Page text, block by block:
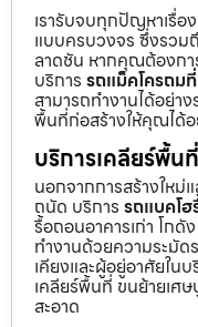
เรารับจบทุกปัญหาเรื่
แบบครบวงจร ซึ่งรวม
ลาดชัน หากคุณต้องกา
บริการ รถแม็คโครถมที่
สามารถทำงานได้อย่าง
พื้นที่ก่อสร้างให้คุณได้
บริการเคลียร์พื้น
นอกจากการสร้างใหม่
ถนัด บริการ รถแบคโ
รื้อถอนอาคารเก่า โกดั
ทำงานด้วยความระมัด
เคียงและผู้อยู่อาศัยใน
เคลียร์พื้นที่ ขนย้ายเศ
สะอาด